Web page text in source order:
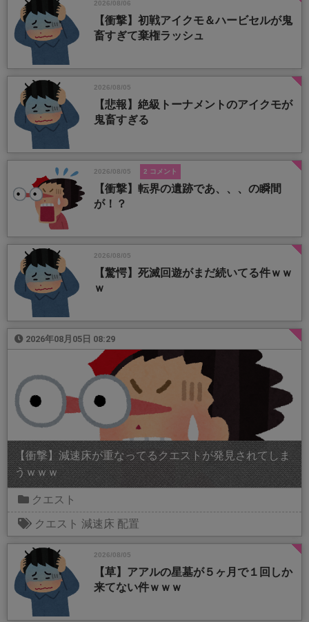
2026/08/06
【衝撃】初戦アイクモ＆ハービセルが鬼
畜すぎて棄権ラッシュ
2026/08/05
【悲報】絶級トーナメントのアイクモが
鬼畜すぎる
2026/08/05 2 コメント
【衝撃】転界の遺跡であ、、、の瞬間
が！？
2026/08/05
【驚愕】死滅回遊がまだ続いてる件ｗｗ
ｗ
2026年08月05日 08:29
【衝撃】減速床が重なってるクエストが発見されてしま
うｗｗｗ
クエスト
クエスト 減速床 配置
2026/08/05
【草】アアルの星墓が５ヶ月で１回しか
来てない件ｗｗｗ